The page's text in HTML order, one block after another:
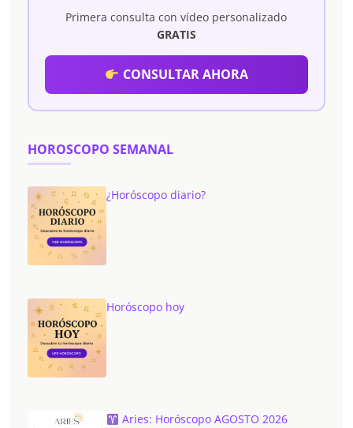
Primera consulta con vídeo personalizado
GRATIS
CONSULTAR AHORA
HOROSCOPO SEMANAL
¿Horóscopo diario?
Horóscopo hoy
Aries: Horóscopo AGOSTO 2026